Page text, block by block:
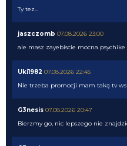
Ty tez...
jaszczomb 07.08.2026 23:00
ale masz zayebiscie mocna psychike
Uki1982 07.08.2026 22:45
Nie trzeba promocji mam taką tv
G3nesis 07.08.2026 20:47
Bierzmy go, nic lepszego nie